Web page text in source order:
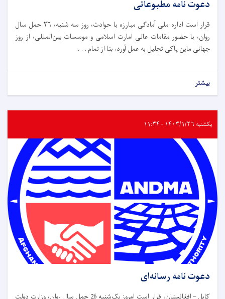
دعوت نامه مطبوعاتی
قرار است اداره ملی آمادگی مبارزه با حوادث،‌ روز سه شنبه، ۲۶ حمل سال
روان، با حضور مقامات عالی امارت اسلامی و موسسات بین‌المللی، از روز
جهانی ماین پاکی تجلیل به عمل آورد، بنا از تمام . . .
بیشتر
یکشنبه ۱۴۰۳/۱/۲۶ - ۱۱:۳۴
دعوت نامه رسانه‌ای